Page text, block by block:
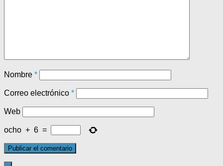
Nombre *
Correo electrónico *
Web
ocho + 6 =